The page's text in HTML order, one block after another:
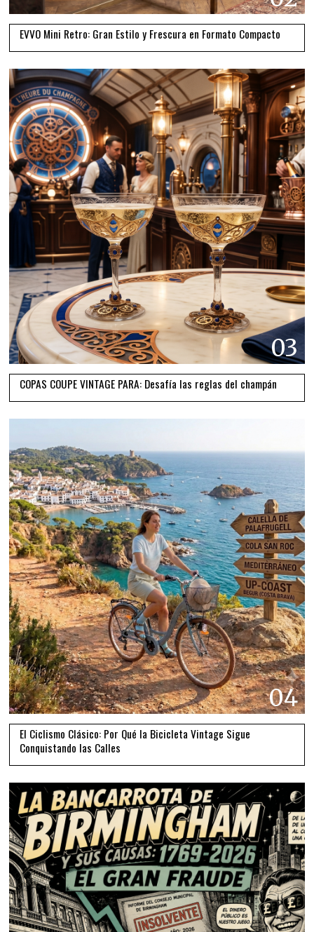
EVVO Mini Retro: Gran Estilo y Frescura en Formato Compacto
03
COPAS COUPE VINTAGE PARA: Desafía las reglas del champán
04
El Ciclismo Clásico: Por Qué la Bicicleta Vintage Sigue
Conquistando las Calles